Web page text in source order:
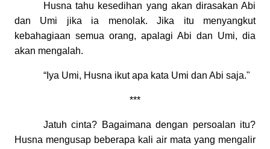
Husna tahu kesedihan yang akan dirasakan Abi
dan Umi jika ia menolak. Jika itu menyangkut
kebahagiaan semua orang, apalagi Abi dan Umi, dia
akan mengalah.
“Iya Umi, Husna ikut apa kata Umi dan Abi saja."
***
Jatuh cinta? Bagaimana dengan persoalan itu?
Husna mengusap beberapa kali air mata yang mengalir